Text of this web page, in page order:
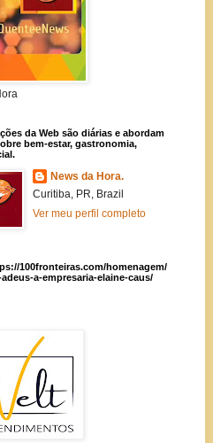
da Web são diárias e abordam
bem-estar, gastronomia,
News da Hora.
Curitiba, PR, Brazil
Ver meu perfil completo
100fronteiras.com/homenagem/
a-empresaria-elaine-caus/